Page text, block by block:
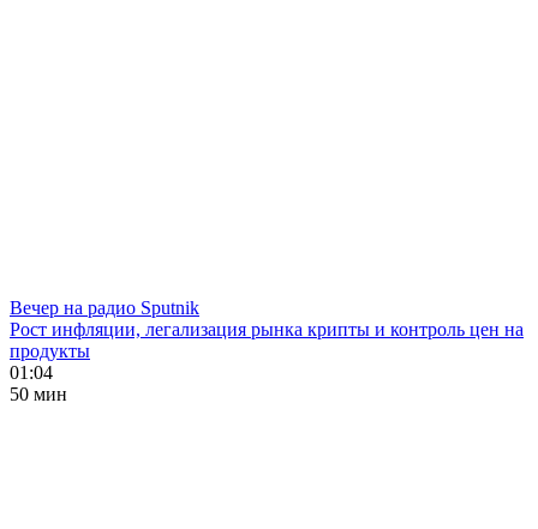
Вечер на радио Sputnik
Рост инфляции, легализация рынка крипты и контроль цен на
продукты
01:04
50 мин